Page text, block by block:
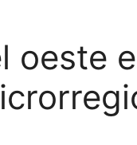
oeste